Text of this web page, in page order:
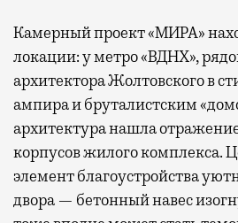
Камерный проект «МИРА»
локации: у метро «ВДНХ»,
архитектора Жолтовского в
ампира и бруталистским
архитектура нашла
корпусов жилого комплекса.
элемент благоустройства
двора — бетонный навес